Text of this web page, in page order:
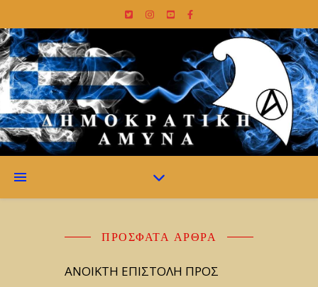
ΠΡΌΣΦΑΤΑ ΆΡΘΡΑ
ΑΝΟΙΚΤΗ ΕΠΙΣΤΟΛΗ ΠΡΟΣ